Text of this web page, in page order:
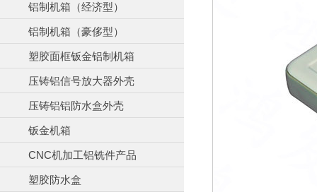
铝制机箱（经济型）
铝制机箱（豪侈型）
塑胶面框钣金铝制机箱
压铸铝信号放大器外壳
压铸铝铝防水盒外壳
钣金机箱
CNC机加工铝铣件产品
塑胶防水盒